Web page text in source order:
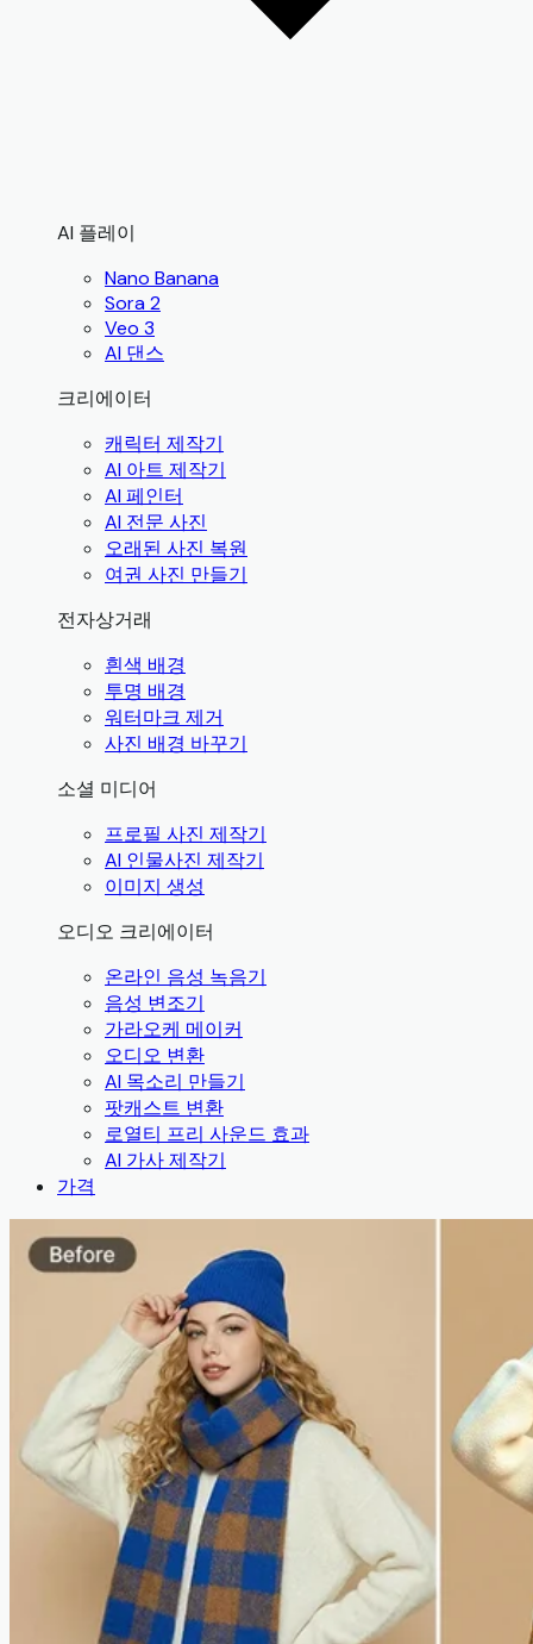
AI 플레이
Nano Banana
Sora 2
Veo 3
AI 댄스
크리에이터
캐릭터 제작기
AI 아트 제작기
AI 페인터
AI 전문 사진
오래된 사진 복원
여권 사진 만들기
전자상거래
흰색 배경
투명 배경
워터마크 제거
사진 배경 바꾸기
소셜 미디어
프로필 사진 제작기
AI 인물사진 제작기
이미지 생성
오디오 크리에이터
온라인 음성 녹음기
음성 변조기
가라오케 메이커
오디오 변환
AI 목소리 만들기
팟캐스트 변환
로열티 프리 사운드 효과
AI 가사 제작기
가격